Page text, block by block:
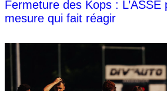
Fermeture des Kops : L’ASSE
mesure qui fait réagir